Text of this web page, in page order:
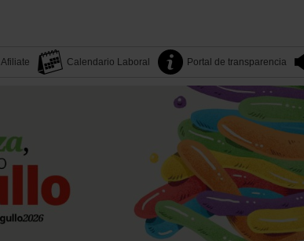
Afiliate Calendario Laboral Portal de transparencia